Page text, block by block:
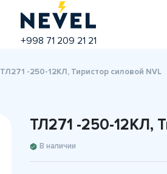
+998 71 209 21 21
ТЛ271 -250-12КЛ, Тиристор силовой NVL
ТЛ271 -250-12КЛ,
В наличии